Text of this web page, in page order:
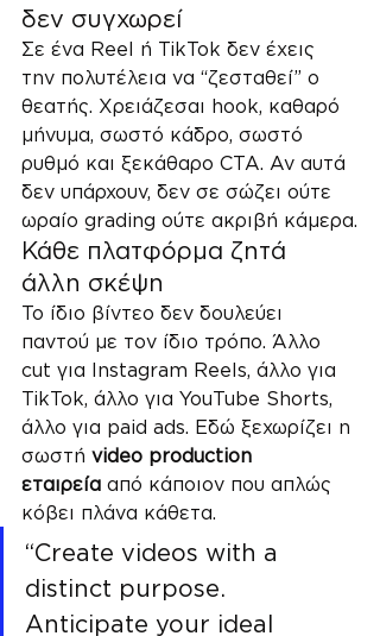
δεν συγχωρεί
Σε ένα Reel ή TikTok δεν έχεις
την πολυτέλεια να “ζεσταθεί” ο
θεατής. Χρειάζεσαι hook, καθαρό
μήνυμα, σωστό κάδρο, σωστό
ρυθμό και ξεκάθαρο CTA. Αν αυτά
δεν υπάρχουν, δεν σε σώζει ούτε
ωραίο grading ούτε ακριβή κάμερα.
Κάθε πλατφόρμα ζητά
άλλη σκέψη
Το ίδιο βίντεο δεν δουλεύει
παντού με τον ίδιο τρόπο. Άλλο
cut για Instagram Reels, άλλο για
TikTok, άλλο για YouTube Shorts,
άλλο για paid ads. Εδώ ξεχωρίζει η
σωστή video production
εταιρεία από κάποιον που απλώς
κόβει πλάνα κάθετα.
“Create videos with a
distinct purpose.
Anticipate your ideal